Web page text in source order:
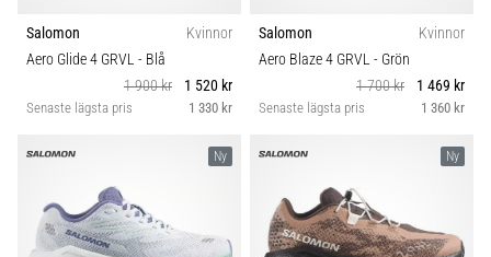
Salomon
Kvinnor
Aero Glide 4 GRVL - Blå
1 900 kr
1 520 kr
Senaste lägsta pris 1 330 kr
Salomon
Kvinnor
Aero Blaze 4 GRVL - Grön
1 700 kr
1 469 kr
Senaste lägsta pris 1 360 kr
Ny Ny